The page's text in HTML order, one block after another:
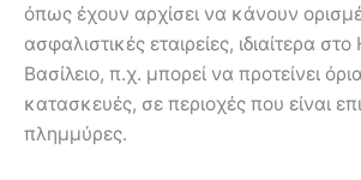
όπως έχουν αρχίσει να κάνουν
ασφαλιστικές εταιρείες, ιδιαίτερα
Βασίλειο, π.χ. μπορεί να προτείνει
κατασκευές, σε περιοχές που είναι
πλημμύρες.